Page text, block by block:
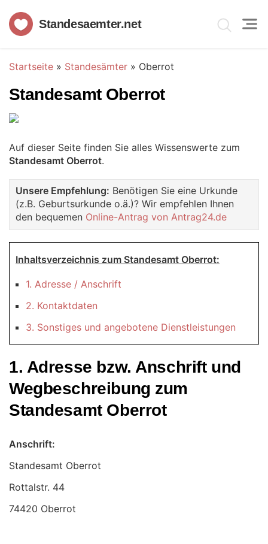
Standesaemter.net
Startseite » Standesämter » Oberrot
Standesamt Oberrot
Auf dieser Seite finden Sie alles Wissenswerte zum
Standesamt Oberrot.
Unsere Empfehlung: Benötigen Sie eine Urkunde
(z.B. Geburtsurkunde o.ä.)? Wir empfehlen Ihnen
den bequemen Online-Antrag von Antrag24.de
Inhaltsverzeichnis zum Standesamt Oberrot:
1. Adresse / Anschrift
2. Kontaktdaten
3. Sonstiges und angebotene Dienstleistungen
1. Adresse bzw. Anschrift und
Wegbeschreibung zum
Standesamt Oberrot
Anschrift:
Standesamt Oberrot
74420 Oberrot